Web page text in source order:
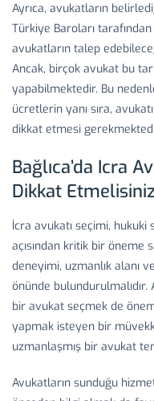
Ayrıca, avukatların
Türkiye Baroları
avukatların talep
Ancak, birçok avukat bu
yapabilmektedir. Bu
ücretlerin yanı sıra,
dikkat etmesi
Bağlıca’da Icra
Dikkat
İcra avukatı seçimi, hukuki
açısından kritik bir öneme
deneyimi, uzmanlık alanı
önünde
bir avukat seçmek de
yapmak isteyen bir
uzmanlaşmış bir avukat
Avukatların sunduğu